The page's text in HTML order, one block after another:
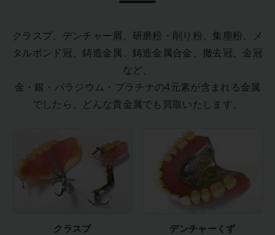
クラスプ、デンチャー屑、研磨粉・削り粉、集塵粉、メ
タルボンド冠、鋳造金属、鋳造金属合金、撤去冠、金冠
など、
金・銀・パラジウム・プラチナの4元素が含まれる金属
でしたら、どんな貴金属でも買取いたします。
クラスプ デンチャーくず